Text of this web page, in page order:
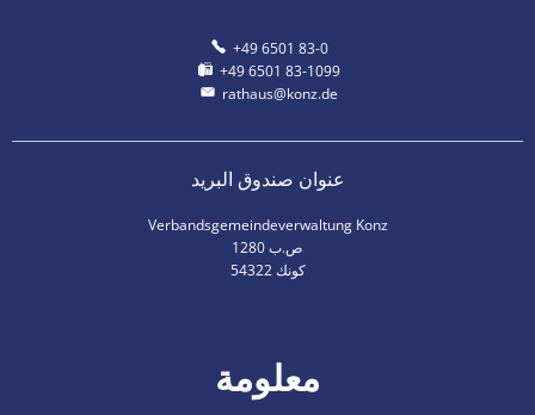
+49 6501 83-0
+49 6501 83-1099
rathaus@konz.de
عنوان صندوق البريد
Verbandsgemeindeverwaltung Konz
ص.ب 1280
54322 كونك
معلومة